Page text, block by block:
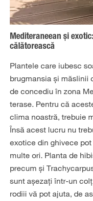
Mediteraneean și
călătorească
Plantele care iubesc
brugmansia și măslinii
de concediu în zona
terase. Pentru că
clima noastră, trebuie
Însă acest lucru nu
exotice din ghivece
multe ori. Planta de
precum și
sunt așezați într-un
rodiii vă pot ajuta, de